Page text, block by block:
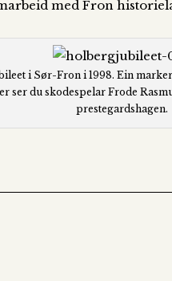
med Fron
i Sør-Fron i 1998. Ein
ser du skodespelar Frode
prestegardshagen.